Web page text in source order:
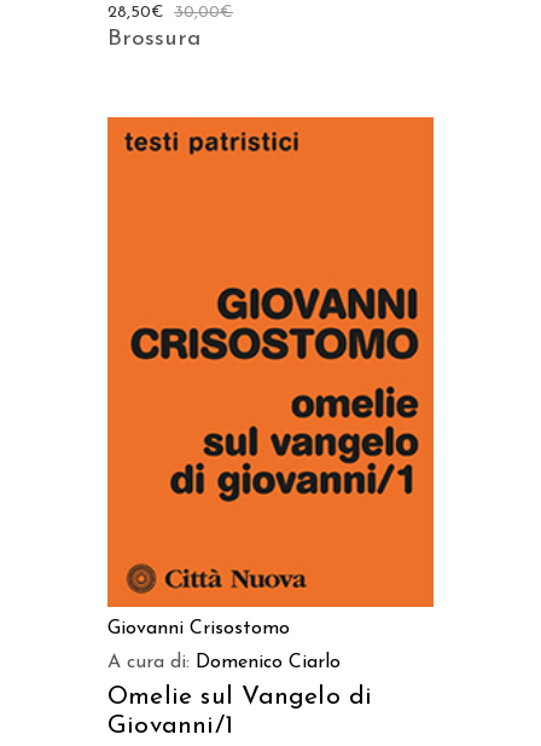
30,00€
28,50€
Brossura
AGGIUNGI AL CARRELLO
Giovanni Crisostomo
A cura di: Domenico Ciarlo
Omelie sul Vangelo di
Giovanni/1